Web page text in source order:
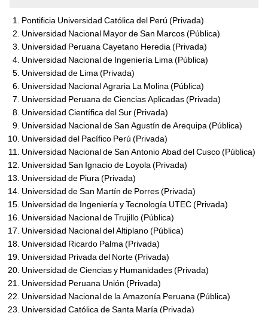
Pontificia Universidad Católica del Perú (Privada)
Universidad Nacional Mayor de San Marcos (Pública)
Universidad Peruana Cayetano Heredia (Privada)
Universidad Nacional de Ingeniería Lima (Pública)
Universidad de Lima (Privada)
Universidad Nacional Agraria La Molina (Pública)
Universidad Peruana de Ciencias Aplicadas (Privada)
Universidad Científica del Sur (Privada)
Universidad Nacional de San Agustín de Arequipa (Pública)
Universidad del Pacífico Perú (Privada)
Universidad Nacional de San Antonio Abad del Cusco (Pública)
Universidad San Ignacio de Loyola (Privada)
Universidad de Piura (Privada)
Universidad de San Martín de Porres (Privada)
Universidad de Ingeniería y Tecnología UTEC (Privada)
Universidad Nacional de Trujillo (Pública)
Universidad Nacional del Altiplano (Pública)
Universidad Ricardo Palma (Privada)
Universidad Privada del Norte (Privada)
Universidad de Ciencias y Humanidades (Privada)
Universidad Peruana Unión (Privada)
Universidad Nacional de la Amazonía Peruana (Pública)
Universidad Católica de Santa María (Privada)